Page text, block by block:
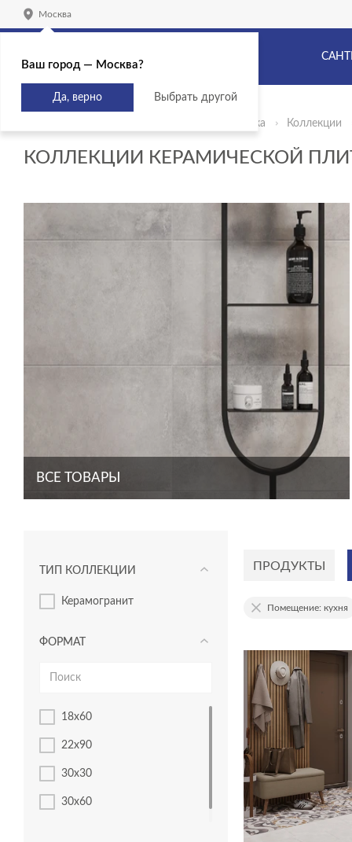
Москва
Керамическая плитка Коллекции
КОЛЛЕКЦИИ КЕРАМИЧЕСКОЙ
ВСЕ ТОВАРЫ
ТИП КОЛЛЕКЦИИ
керамогранит
ФОРМАТ
18x60
22x90
30x30
30х60
ПРОДУКТЫ
Помещение: кухня
Ваш город — Москва?
Да, верно Выбрать другой